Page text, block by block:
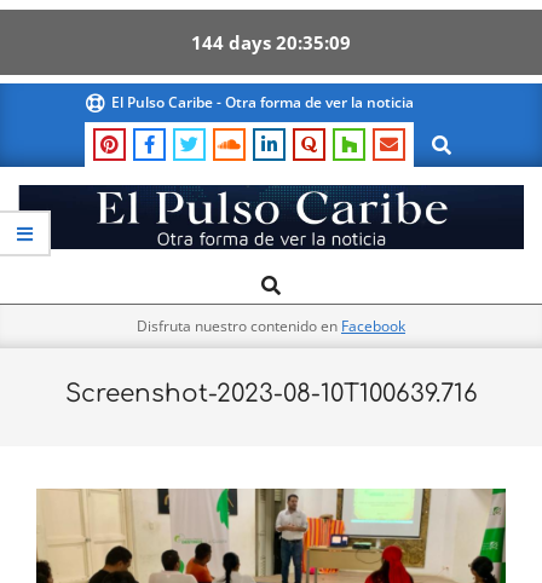
144 days 20 35 09
content
El Pulso Caribe - Otra forma de ver la noticia
Search
El
Pulso
Navigation
Search
Disfruta nuestro contenido en Facebook
Screenshot-2023-08-10T100639.716